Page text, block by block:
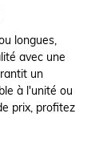
longues,
avec une
un
à l'unité ou
prix, profitez